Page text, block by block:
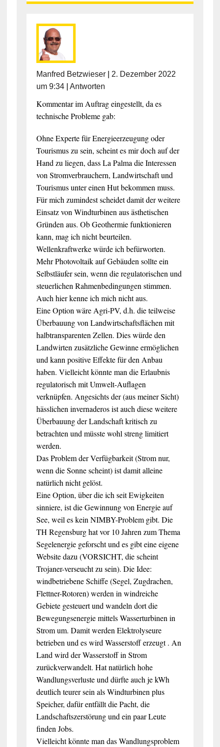
Manfred Betzwieser| 2. Dezember 2022
um 9:34| Antworten
Kommentar im Auftrag eingestellt, da es
technische Probleme gab:
Ohne Experte für Energieerzeugung oder
Tourismus zu sein, scheint es mir doch auf der
Hand zu liegen, dass La Palma die Interessen
von Stromverbrauchern, Landwirtschaft und
Tourismus unter einen Hut bekommen muss.
Für mich zumindest scheidet damit der weitere
Einsatz von Windturbinen aus ästhetischen
Gründen aus. Ob Geothermie funktionieren
kann, mag ich nicht beurteilen.
Wellenkraftwerke würde ich befürworten.
Mehr Photovoltaik auf Gebäuden sollte ein
Selbstläufer sein, wenn die regulatorischen und
steuerlichen Rahmenbedingungen stimmen.
Auch hier kenne ich mich nicht aus.
Eine Option wäre Agri-PV, d.h. die teilweise
Überbauung von Landwirtschaftsflächen mit
halbtransparenten Zellen. Dies würde den
Landwirten zusätzliche Gewinne ermöglichen
und kann positive Effekte für den Anbau
haben. Vielleicht könnte man die Erlaubnis
regulatorisch mit Umwelt-Auflagen
verknüpfen. Angesichts der (aus meiner Sicht)
hässlichen invernaderos ist auch diese weitere
Überbauung der Landschaft kritisch zu
betrachten und müsste wohl streng limitiert
werden.
Das Problem der Verfügbarkeit (Strom nur,
wenn die Sonne scheint) ist damit alleine
natürlich nicht gelöst.
Eine Option, über die ich seit Ewigkeiten
sinniere, ist die Gewinnung von Energie auf
See, weil es kein NIMBY-Problem gibt. Die
TH Regensburg hat vor 10 Jahren zum Thema
Segelenergie geforscht und es gibt eine eigene
Website dazu (VORSICHT, die scheint
Trojaner-verseucht zu sein). Die Idee:
windbetriebene Schiffe (Segel, Zugdrachen,
Flettner-Rotoren) werden in windreiche
Gebiete gesteuert und wandeln dort die
Bewegungsenergie mittels Wasserturbinen in
Strom um. Damit werden Elektrolyseure
betrieben und es wird Wasserstoff erzeugt . An
Land wird der Wasserstoff in Strom
zurückverwandelt. Hat natürlich hohe
Wandlungsverluste und dürfte auch je kWh
deutlich teurer sein als Windturbinen plus
Speicher, dafür entfällt die Pacht, die
Landschaftszerstörung und ein paar Leute
finden Jobs.
Vielleicht könnte man das Wandlungsproblem